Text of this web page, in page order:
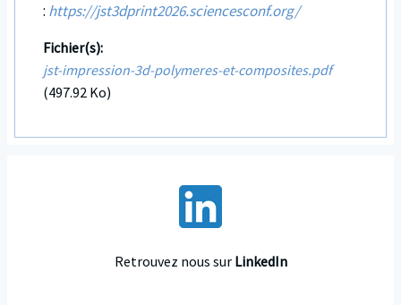
: https://jst3dprint2026.sciencesconf.org/
Fichier(s)
jst-impression-3d-polymeres-et-composites.pdf
(497.92 Ko)
Retrouvez nous sur LinkedIn